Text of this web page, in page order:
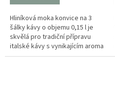
Hliníková moka konvice na 3
šálky kávy o objemu 0,15 l je
skvělá pro tradiční přípravu
italské kávy s vynikajícím aroma
a jedinečnou chutí. Konvička je...